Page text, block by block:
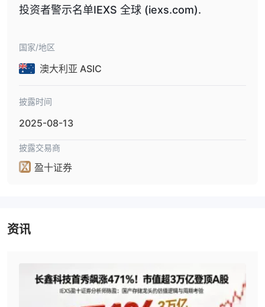
平台。该平台为交易者提供强大，便捷的交易工具以及安全，可信赖
让交易者灵活进行交易。
投资者警示名单IEXS 全球 (iexs.com).
国家/地区
澳大利亚 ASIC
披露时间
2025-08-13
披露交易商
盈十证券
资讯